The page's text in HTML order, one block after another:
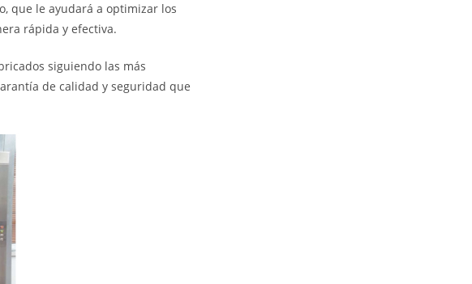
que le ayudará a optimizar los
rápida y efectiva.
siguiendo las más
de calidad y seguridad que